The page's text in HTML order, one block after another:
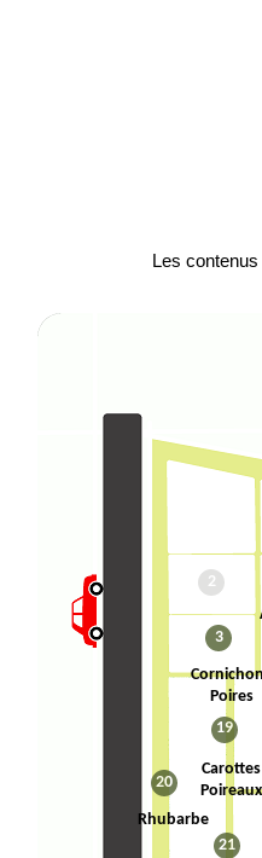
Les
2
3
19
20
21
Poires
Carottes
Poireaux
Rhubarbe